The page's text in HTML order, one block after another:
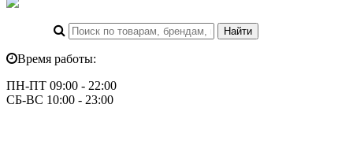
Время работы:
ПН-ПТ 09:00 - 22:00
СБ-ВС 10:00 - 23:00